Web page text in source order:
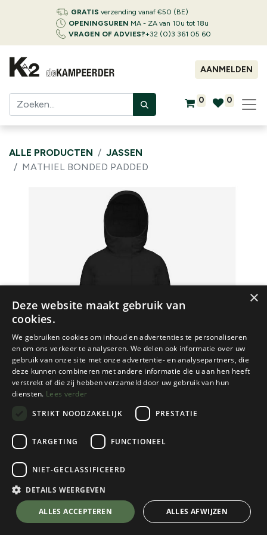
GRATIS verzending vanaf €50 (BE)
OPENINGSUREN MA - ZA van 10u tot 18u
VRAGEN OF ADVIES?+32 (0)3 361 05 60
AANMELDEN
0 0
ALLE PRODUCTEN
JASSEN
MATHIEL BONDED PADDED
K-Way
Mathiel Bonded Padded
Black Pure
Kies een maat💬 Stel je vraag over dit product via WhatsApp
×
Deze website maakt gebruik van
cookies.
We gebruiken cookies om inhoud en advertenties te personaliseren
en om ons verkeer te analyseren. We delen ook informatie over uw
gebruik van onze site met onze advertentie- en analysepartners, die
deze kunnen combineren met andere informatie die u aan hen heeft
verstrekt of die zij hebben verzameld door uw gebruik van hun
diensten. Lees verder
STRIKT NOODZAKELIJK
PRESTATIE
TARGETING FUNCTIONEEL
NIET-GECLASSIFICEERD
DETAILS WEERGEVEN
ALLES ACCEPTEREN ALLES AFWIJZEN